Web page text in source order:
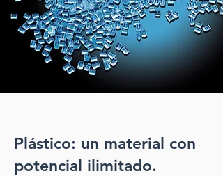
Plástico: un material con
potencial ilimitado.